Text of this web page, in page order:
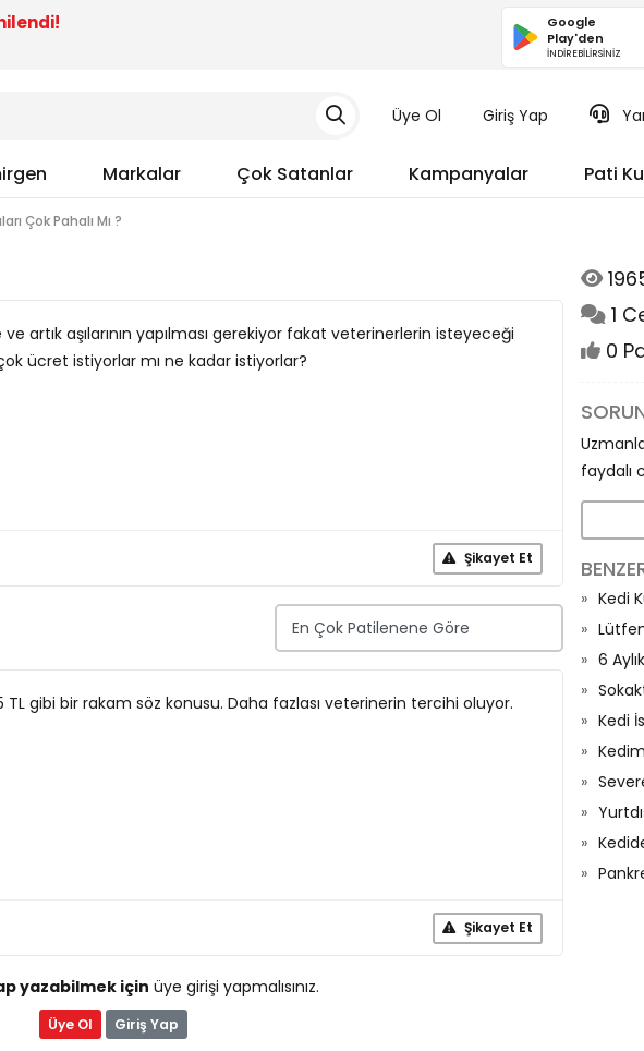
Google
Play'den
İNDİREBİLİRSİNİZ
Üye Ol Giriş Yap
Markalar Çok Satanlar Kampanyalar Pati
Çok Pahalı Mı ?
artık aşılarının yapılması gerekiyor fakat veterinerlerin isteyeceği
ücret istiyorlar mı ne kadar istiyorlar?
Şikayet Et
TL gibi bir rakam söz konusu. Daha fazlası veterinerin tercihi oluyor.
Şikayet Et
yazabilmek için üye girişi yapmalısınız.
Üye Ol Giriş Yap
1
0
faydalı
Kedi